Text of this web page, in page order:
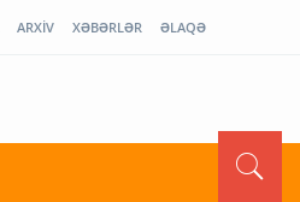
ARXİV XƏBƏRLƏR ƏLAQƏ